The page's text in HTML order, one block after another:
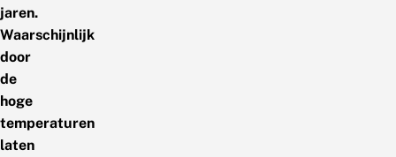
jaren.
Waarschijnlijk
door
de
hoge
temperaturen
laten